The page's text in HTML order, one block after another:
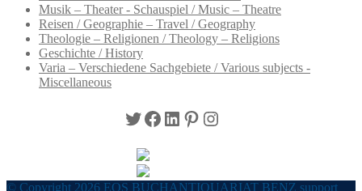
Musik – Theater - Schauspiel / Music – Theatre
Reisen / Geographie – Travel / Geography
Theologie – Religionen / Theology – Religions
Geschichte / History
Varia – Verschiedene Sachgebiete / Various subjects -
Miscellaneous
Twitter
Facebook
LinkedIn
Pinterest
Instagram
© Copyright 2026 EOS BUCHANTIQUARIAT BENZ support